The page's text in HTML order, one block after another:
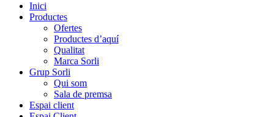
Inici
Productes
Ofertes
Productes d’aquí
Qualitat
Marca Sorli
Grup Sorli
Qui som
Sala de premsa
Espai client